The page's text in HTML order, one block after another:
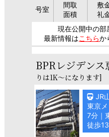
号室
間取
面積
敷
礼
現在公開中の部
最新情報はこちらか
BPRレジデン
りは1K～になります]
JR
東京
7分｜
徒歩